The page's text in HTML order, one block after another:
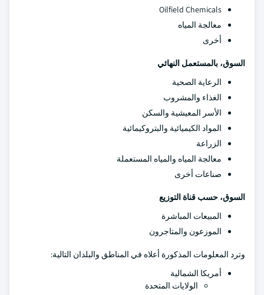
Oilfield Chemicals
معالجة المياه
أخرى
السوق، بالمستعمل النهائي
الرعاية الصحية
الغذاء والمشروب
الأسر المعيشية والسكن
المواد الكيميائية والبتروكيمائية
الزراعة
معالجة المياه والمياه المستعملة
صناعات أخرى
السوق، حسب قناة التوزيع
المبيعات المباشرة
الموزعون والمتاجرون
وترد المعلومات المذكورة أعلاه في المناطق والبلدان التالية:
أمريكا الشمالية
الولايات المتحدة